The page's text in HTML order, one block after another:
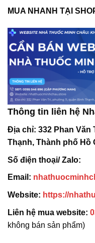
MUA NHANH TẠI
Thông tin liên hệ
Địa chỉ: 332 Phan Văn
Thạnh, Thành phố Hồ
Số điện thoại/ Zalo:
Email:
Website: https://
Liên hệ mua website:
không bán sản phẩm)